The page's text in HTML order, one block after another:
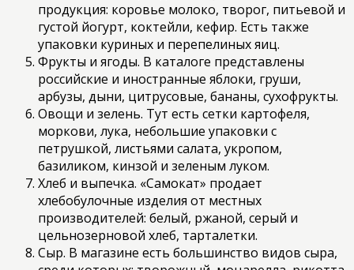
продукция: коровье молоко, творог, питьевой и
густой йогурт, коктейли, кефир. Есть также
упаковки куриных и перепелиных яиц.
Фрукты и ягоды. В каталоге представлены
российские и иностранные яблоки, груши,
арбузы, дыни, цитрусовые, бананы, сухофрукты.
Овощи и зелень. Тут есть сетки картофеля,
моркови, лука, небольшие упаковки с
петрушкой, листьями салата, укропом,
базиликом, кинзой и зеленым луком.
Хлеб и выпечка. «Самокат» продает
хлебобулочные изделия от местных
производителей: белый, ржаной, серый и
цельнозерновой хлеб, тарталетки.
Сыр. В магазине есть большинство видов сыра,